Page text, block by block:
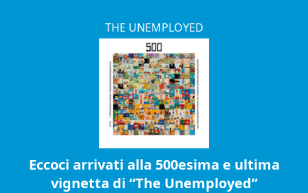
THE UNEMPLOYED
Eccoci arrivati alla 500esima e ultima
vignetta di “The Unemployed”